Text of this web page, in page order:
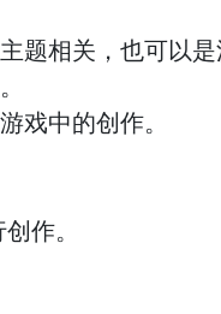
相关，也可以
戏中的创作。
作。